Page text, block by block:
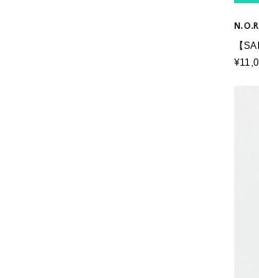
【
ーデ